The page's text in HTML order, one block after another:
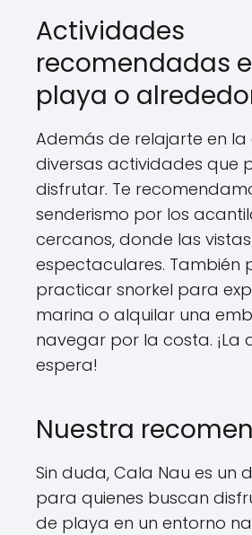
Actividades
recomendadas
playa o
Además de relajarte en la
diversas actividades que
disfrutar. Te
senderismo por los
cercanos, donde las
espectaculares. También
practicar snorkel para
marina o alquilar una
navegar por la costa. ¡La
espera!
Nuestra
Sin duda, Cala Nau es un
para quienes buscan
de playa en un entorno